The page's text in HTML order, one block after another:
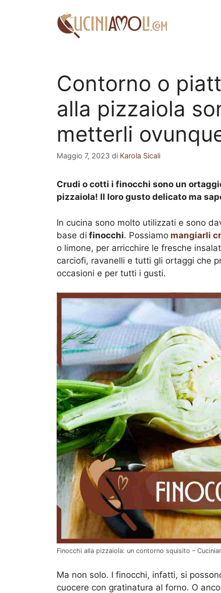
Contorno o
alla pizzaiola
metterli
Maggio 7, 2023 di Karola Sicali
Crudi o cotti i finocchi sono un
pizzaiola! Il loro gusto delicato ma
In cucina sono molto utilizzati e sono
base di finocchi. Possiamo mangiarli
o limone, per arricchire le fresche
carciofi, ravanelli e tutti gli ortaggi che
occasioni e per tutti i gusti.
Finocchi alla pizzaiola: un contorno squisito –
Ma non solo. I finocchi, infatti, si
cuocere con gratinatura al forno. O